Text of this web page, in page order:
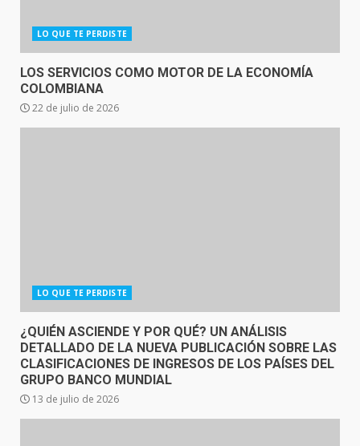
LO QUE TE PERDISTE
LOS SERVICIOS COMO MOTOR DE LA ECONOMÍA
COLOMBIANA
22 de julio de 2026
LO QUE TE PERDISTE
¿QUIÉN ASCIENDE Y POR QUÉ? UN ANÁLISIS
DETALLADO DE LA NUEVA PUBLICACIÓN SOBRE LAS
CLASIFICACIONES DE INGRESOS DE LOS PAÍSES DEL
GRUPO BANCO MUNDIAL
13 de julio de 2026